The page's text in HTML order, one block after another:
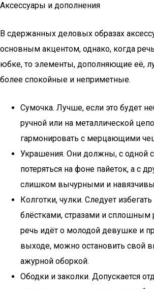
Аксессуары и дополнения
В сдержанных деловых образах
основным акцентом, однако, когда
юбке, то элементы, дополняющие её,
более спокойные и неприметные.
Сумочка. Лучше, если это будет
ручной или на металлической
гармонировать с мерцающими
Украшения. Они должны, с одной
потеряться на фоне пайеток, а с
слишком вычурными и
Колготки, чулки. Следует
блёстками, стразами и сплошным
речь идёт о молодой девушке и
выходе, можно остановить свой
ажурной оборкой.
Ободки и заколки. Допускается